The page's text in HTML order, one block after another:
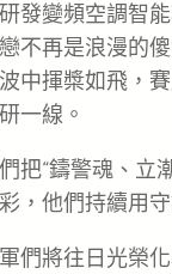
發變頻空調智
不再是浪漫的
中揮槳如飛，
一線。
把“鑄警魂、立
，他們持續用
們將往日光榮